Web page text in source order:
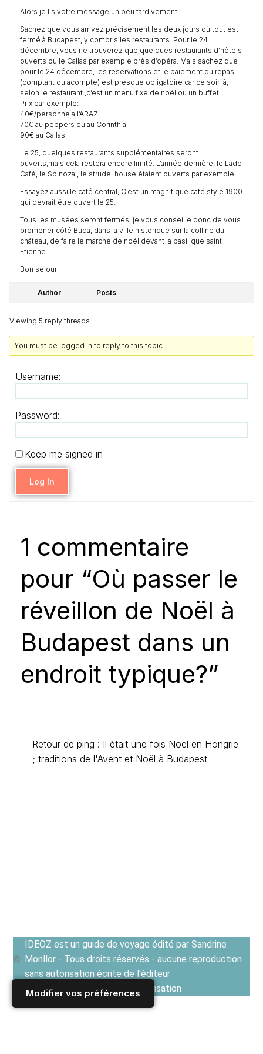
Modifier vos préférences
Alors je lis votre message un peu tardivement.
Sachez que vous arrivez précisément les deux jours où tout est
fermé à Budapest, y compris les restaurants. Pour le 24
décembre, vous ne trouverez que quelques restaurants d’hôtels
ouverts ou le Callas par exemple près d’opéra. Mais sachez que
pour le 24 décembre, les reservations et le paiement du repas
(comptant ou acompte) est presque obligatoire car ce soir là,
selon le restaurant ,c’est un menu fixe de noël ou un buffet.
Prix par exemple:
40€/personne à l’ARAZ
70€ au peppers ou au Corinthia
90€ au Callas
Le 25, quelques restaurants supplémentaires seront
ouverts,mais cela restera encore limité. L’année dernière, le Lado
Café, le Spinoza , le strudel house étaient ouverts par exemple.
Essayez aussi le café central, C’est un magnifique café style 1900
qui devrait être ouvert le 25.
Tous les musées seront fermés, je vous conseille donc de vous
promener côté Buda, dans la ville historique sur la colline du
château, de faire le marché de noël devant la basilique saint
Etienne.
Bon séjour
Author Posts
Viewing 5 reply threads
You must be logged in to reply to this topic.
Username:
Password:
Keep me signed in
Log In
1 commentaire
pour “Où passer le
réveillon de Noël à
Budapest dans un
endroit typique?”
Retour de ping : Il était une fois Noël en Hongrie
; traditions de l'Avent et Noël à Budapest
IDEOZ est un guide de voyage édité par Sandrine
Monllor - Tous droits réservés - aucune reproduction
sans autorisation écrite de l'éditeur
Voir les Conditions générales d'utilisation